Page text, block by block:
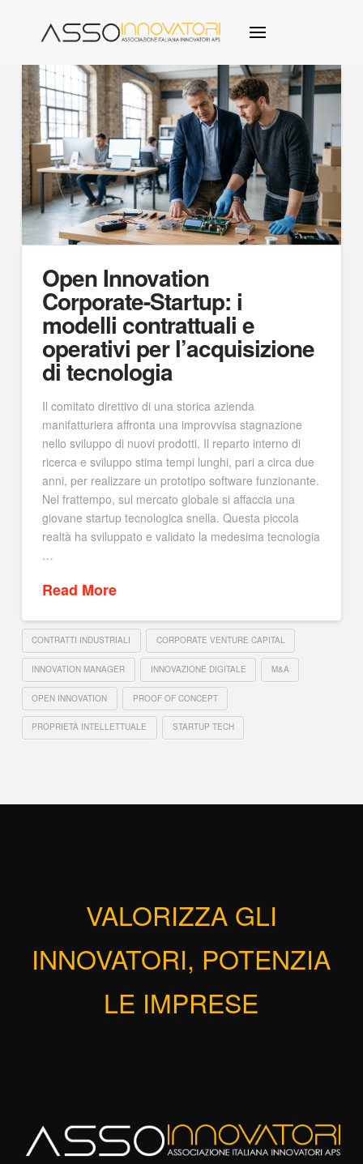
Open Innovation
Corporate-Startup: i
modelli contrattuali e
operativi per l’acquisizione
di tecnologia
Il comitato direttivo di una storica azienda
manifatturiera affronta una improvvisa stagnazione
nello sviluppo di nuovi prodotti. Il reparto interno di
ricerca e sviluppo stima tempi lunghi, pari a circa due
anni, per realizzare un prototipo software funzionante.
Nel frattempo, sul mercato globale si affaccia una
giovane startup tecnologica snella. Questa piccola
realtà ha sviluppato e validato la medesima tecnologia
…
Read More
CONTRATTI INDUSTRIALI CORPORATE VENTURE CAPITAL
INNOVATION MANAGER INNOVAZIONE DIGITALE M&A
OPEN INNOVATION PROOF OF CONCEPT
PROPRIETÀ INTELLETTUALE STARTUP TECH
VALORIZZA GLI
INNOVATORI, POTENZIA
LE IMPRESE